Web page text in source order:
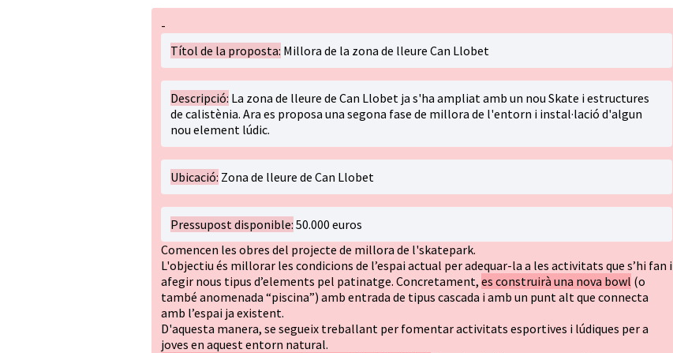
-
Títol de la proposta: Millora de la zona de lleure Can Llobet
Descripció: La zona de lleure de Can Llobet ja s'ha ampliat amb un nou Skate i estructures
de calistènia. Ara es proposa una segona fase de millora de l'entorn i instal·lació d'algun
nou element lúdic.
Ubicació: Zona de lleure de Can Llobet
Pressupost disponible: 50.000 euros
Comencen les obres del projecte de millora de l'skatepark.
L'objectiu és millorar les condicions de l’espai actual per adequar-la a les activitats que s’hi fan i
afegir nous tipus d’elements pel patinatge. Concretament, es construirà una nova bowl (o
també anomenada “piscina”) amb entrada de tipus cascada i amb un punt alt que connecta
amb l’espai ja existent.
D'aquesta manera, se segueix treballant per fomentar activitats esportives i lúdiques per a
joves en aquest entorn natural.